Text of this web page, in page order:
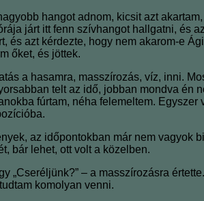
hangot adnom, kicsit azt
járt itt fenn szívhangot hallgatni, és
és azt kérdezte, hogy nem akarom-e
őket, és jöttek.
a hasamra, masszírozás, víz, inni.
telt az idő, jobban mondva én
fúrtam, néha felemeltem.
az időpontokban már nem
bár lehet, ott volt a közelben.
„Cseréljünk?” – a masszírozásra
komolyan venni.